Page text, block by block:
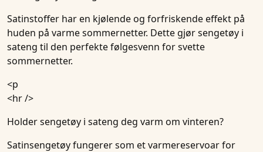
Satinstoffer har en kjølende og forfriskende effekt på
huden på varme sommernetter. Dette gjør sengetøy i
sateng til den perfekte følgesvenn for svette
sommernetter.
<p
<hr />
Holder sengetøy i sateng deg varm om vinteren?
Satinsengetøy fungerer som et varmereservoar for